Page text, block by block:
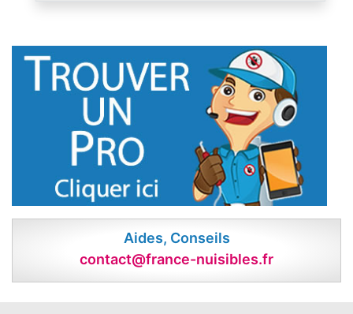
Aides, Conseils
contact@france-nuisibles.fr